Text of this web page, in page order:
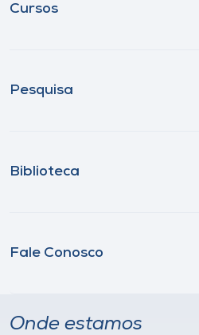
Cursos
Pesquisa
Biblioteca
Fale Conosco
Onde estamos